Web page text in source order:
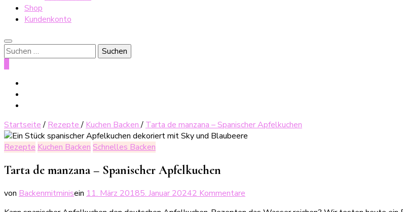
Shop
Kundenkonto
Suche
nach:
Startseite / Rezepte/ Kuchen Backen/ Tarta de manzana – Spanischer Apfelkuchen
Rezepte Kuchen Backen Schnelles Backen
Tarta de manzana – Spanischer Apfelkuchen
von Backenmitminisein 11. März 20185. Januar 20242 Kommentare